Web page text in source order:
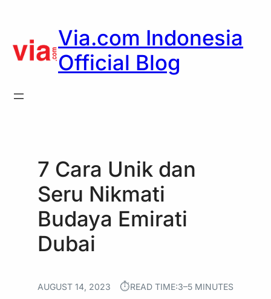
content
Via.com Indonesia
Official Blog
7 Cara Unik dan
Seru Nikmati
Budaya Emirati
Dubai
AUGUST 14, 2023 ⏱︎READ TIME:3–5 MINUTES